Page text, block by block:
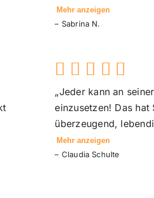
Mehr anzeigen
– Sabrina N.
„Jeder kann an
einzusetzen! Das
überzeugend,
Mehr anzeigen
– Claudia Schulte